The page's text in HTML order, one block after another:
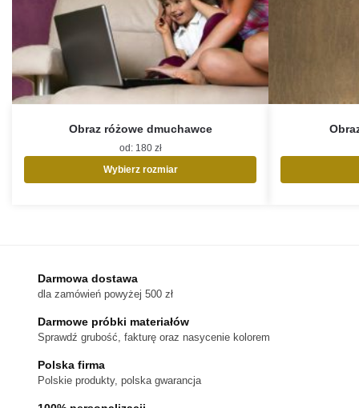
Obraz różowe dmuchawce
od: 180 zł
Wybierz rozmiar
wybrać
stronie
produktu
Darmowa dostawa
dla zamówień powyżej 500 zł
Darmowe próbki materiałów
Sprawdź grubość, fakturę oraz nasycenie kolorem
Polska firma
Polskie produkty, polska gwarancja